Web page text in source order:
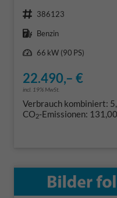
Fahrzeugnr. 386123
Kraftstoff Benzin
Leistung
66 kW (90 PS)
22.490,– €
incl. 19% MwSt.
Verbrauch kombiniert:
CO2-Emissionen: